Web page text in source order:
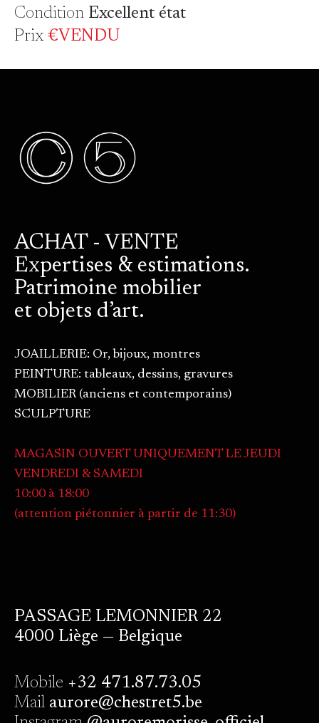
Condition Excellent état
Prix€VENDU
ACHAT - VENTE
Expertises & estimations.
Patrimoine mobilier
et objets d’art.
JOAILLERIE: Or, bijoux, montres
PEINTURE: tableaux, dessins, gravures
MOBILIER (anciens et contemporains)
SCULPTURE
MAGASIN OUVERT UNIQUEMENT LE JEUDI
VENDREDI & SAMEDI
10:00 à 18:00
(attention piétonnier à partir de 11:30)
PASSAGE LEMONNIER 22
4000 Liège — Belgique
Mobile +32 471.87.73.05
Mailaurore@chestret5.be